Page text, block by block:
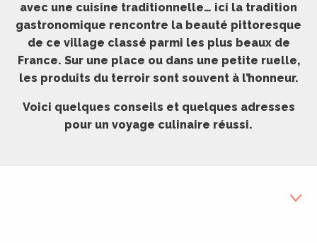
avec une cuisine traditionnelle… ici la tradition
gastronomique rencontre la beauté pittoresque
de ce village classé parmi les plus beaux de
France. Sur une place ou dans une petite ruelle,
les produits du terroir sont souvent à l’honneur.
Voici quelques conseils et quelques adresses
pour un voyage culinaire réussi.